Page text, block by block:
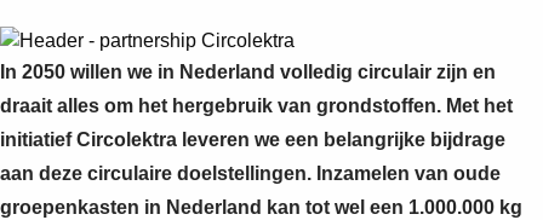
Careers
In 2050 willen we in Nederland volledig circulair zijn en
draait alles om het hergebruik van grondstoffen. Met het
initiatief Circolektra leveren we een belangrijke bijdrage
aan deze circulaire doelstellingen. Inzamelen van oude
groepenkasten in Nederland kan tot wel een 1.000.000 kg